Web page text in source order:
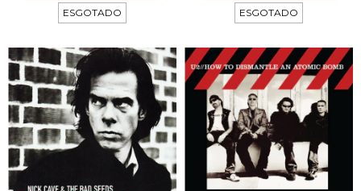
ESGOTADO ESGOTADO